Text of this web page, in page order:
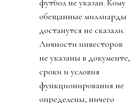
футбол не указан. Кому
обещанные миллиарды
достанутся не сказали.
Личности инвесторов
не указаны в документе,
сроки и условия
функционирования не
определены, ничего